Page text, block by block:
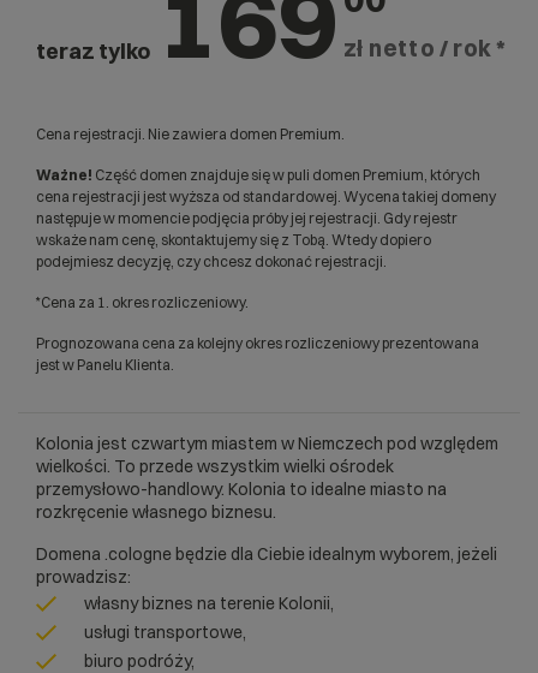
teraz tylko zł netto / rok *
Cena rejestracji. Nie zawiera domen Premium.
Ważne! Część domen znajduje się w puli domen Premium, których
cena rejestracji jest wyższa od standardowej. Wycena takiej domeny
następuje w momencie podjęcia próby jej rejestracji. Gdy rejestr
wskaże nam cenę, skontaktujemy się z Tobą. Wtedy dopiero
podejmiesz decyzję, czy chcesz dokonać rejestracji.
*Cena za 1. okres rozliczeniowy.
Prognozowana cena za kolejny okres rozliczeniowy prezentowana
jest w Panelu Klienta.
Kolonia jest czwartym miastem w Niemczech pod względem
wielkości. To przede wszystkim wielki ośrodek
przemysłowo-handlowy. Kolonia to idealne miasto na
rozkręcenie własnego biznesu.
Domena .cologne będzie dla Ciebie idealnym wyborem, jeżeli
prowadzisz:
własny biznes na terenie Kolonii,
usługi transportowe,
biuro podróży,